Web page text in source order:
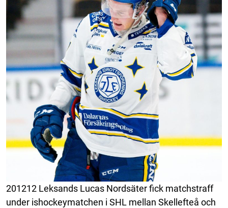
201212 Leksands Lucas Nordsäter fick matchstraff
under ishockeymatchen i SHL mellan Skellefteå och